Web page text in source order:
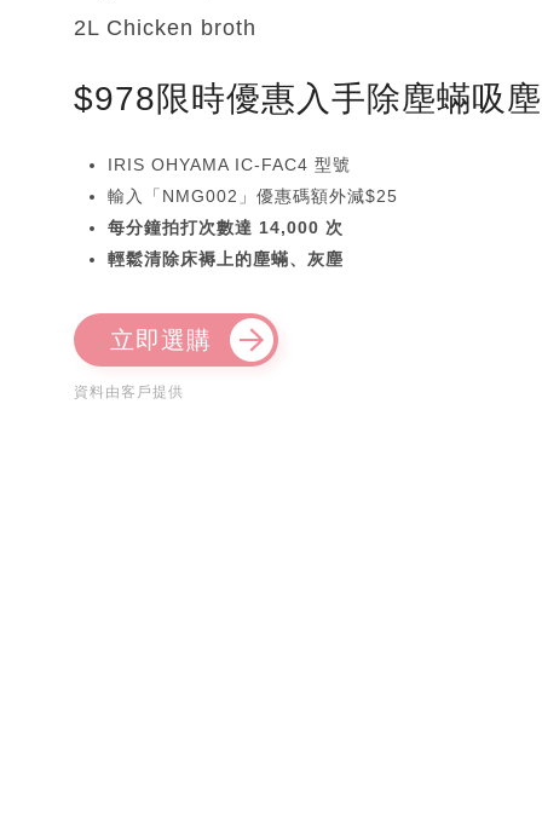
2L Chicken broth
$978限時優惠入手除塵蟎吸
IRIS OHYAMA IC-FAC4 型號
輸入「NMG002」優惠碼額外減$25
每分鐘拍打次數達 14,000 次
輕鬆清除床褥上的塵蟎、灰塵
立即選購
資料由客戶提供